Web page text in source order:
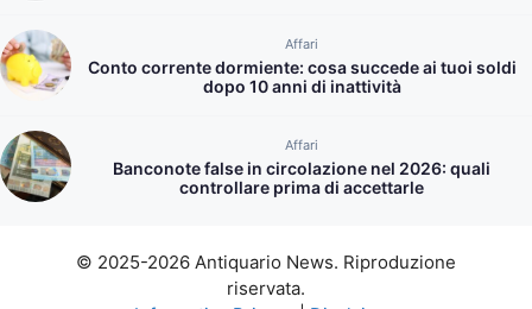
Affari
Conto corrente dormiente: cosa succede ai tuoi soldi
dopo 10 anni di inattività
Affari
Banconote false in circolazione nel 2026: quali
controllare prima di accettarle
© 2025-2026 Antiquario News. Riproduzione
riservata.